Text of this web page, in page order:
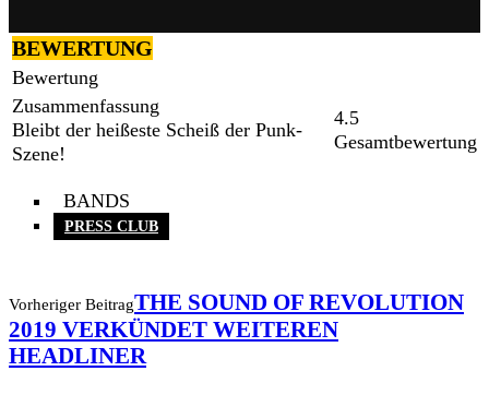
BEWERTUNG
Bewertung
Zusammenfassung
Bleibt der heißeste Scheiß der Punk-
Szene!
4.5
Gesamtbewertung
BANDS
PRESS CLUB
Vorheriger BeitragTHE SOUND OF REVOLUTION
2019 VERKÜNDET WEITEREN
HEADLINER